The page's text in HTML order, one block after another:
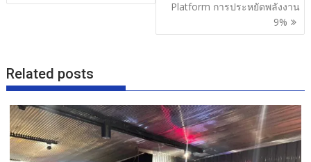
Platform การประหยัดพลังงาน
9%
Related posts